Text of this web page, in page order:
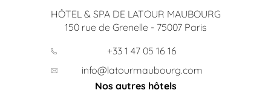
HÔTEL & SPA DE LATOUR MAUBOURG
150 rue de Grenelle - 75007 Paris
+33 1 47 05 16 16
info@latourmaubourg.com
Nos autres hôtels